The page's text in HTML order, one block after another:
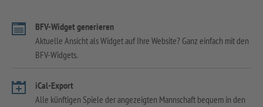
BFV-Widget generieren
Aktuelle Ansicht als Widget auf Ihre Website? Ganz einfach mit den
BFV-Widgets.
iCal-Export
Alle künftigen Spiele der angezeigten Mannschaft bequem in den